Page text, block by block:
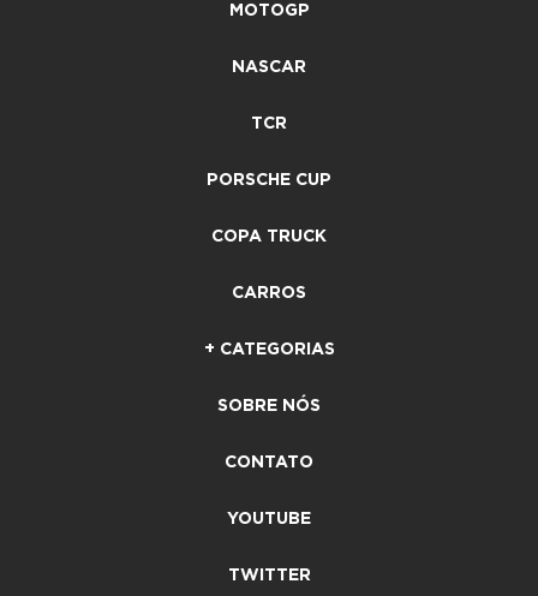
MOTOGP
NASCAR
TCR
PORSCHE CUP
COPA TRUCK
CARROS
+ CATEGORIAS
SOBRE NÓS
CONTATO
YOUTUBE
TWITTER